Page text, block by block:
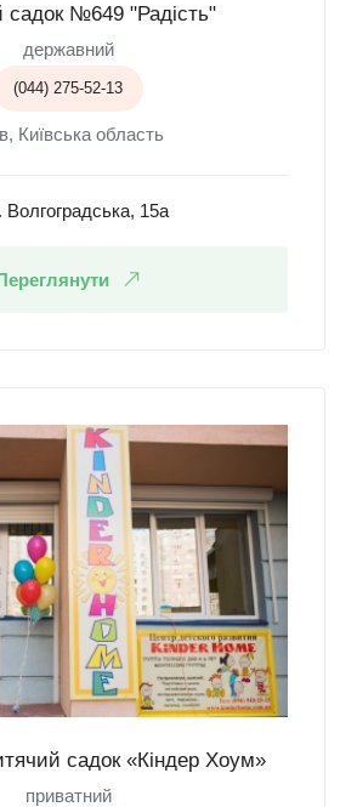
садок №649 "Радість"
державний
(044) 275-52-13
Київська область
Волгоградська, 15а
садок «Кіндер Хоум»
приватний